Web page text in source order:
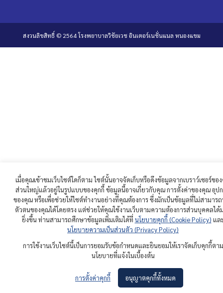
สงวนลิขสิทธิ์ © 2564 โรงพยาบาลวิชัยเวช อินเตอร์เนชั่นแนล หนองแขม
เมื่อคุณเข้าชมเว็บไซต์ใดก็ตาม ไซต์นั้นอาจจัดเก็บหรือดึงข้อมูลจากเบราว์เซอร์ขอ
ส่วนใหญ่แล้วอยู่ในรูปแบบของคุกกี้ ข้อมูลนี้อาจเกี่ยวกับคุณ การตั้งค่าของคุณ อุป
ของคุณ หรือเพื่อช่วยให้ไซต์ทำงานอย่างที่คุณต้องการ ซึ่งมักเป็นข้อมูลที่ไม่สามาร
ตัวตนของคุณได้โดยตรง แต่ช่วยให้คุณใช้งานเว็บตามความต้องการส่วนบุคคลได้
ยิ่งขึ้น ท่านสามารถศึกษาข้อมูลเพิ่มเติมได้ที่ นโยบายคุกกี้ (Cookie Policy) แล
นโยบายความเป็นส่วนตัว (Privacy Policy)
การใช้งานเว็บไซต์นี้เป็นการยอมรับข้อกำหนดและยินยอมให้เราจัดเก็บคุกกี้ตาม
นโยบายที่แจ้งในเบื้องต้น
การตั้งค่าคุกกี้ อนุญาตคุกกี้ทั้งหมด